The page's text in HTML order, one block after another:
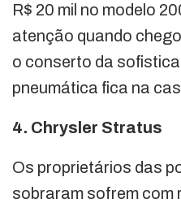
R$ 20 mil no modelo
atenção quando
o conserto da
pneumática fica na
4. Chrysler Stratus
Os proprietários das
sobraram sofrem com